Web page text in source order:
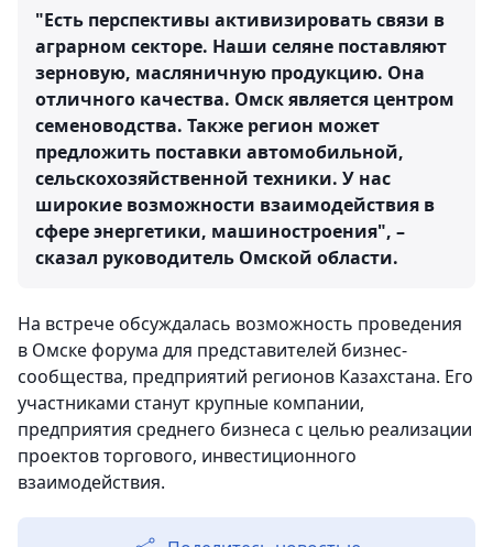
"Есть перспективы активизировать связи в
аграрном секторе. Наши селяне поставляют
зерновую, масляничную продукцию. Она
отличного качества. Омск является центром
семеноводства. Также регион может
предложить поставки автомобильной,
сельскохозяйственной техники. У нас
широкие возможности взаимодействия в
сфере энергетики, машиностроения", –
сказал руководитель Омской области.
На встрече обсуждалась возможность проведения
в Омске форума для представителей бизнес-
сообщества, предприятий регионов Казахстана. Его
участниками станут крупные компании,
предприятия среднего бизнеса с целью реализации
проектов торгового, инвестиционного
взаимодействия.